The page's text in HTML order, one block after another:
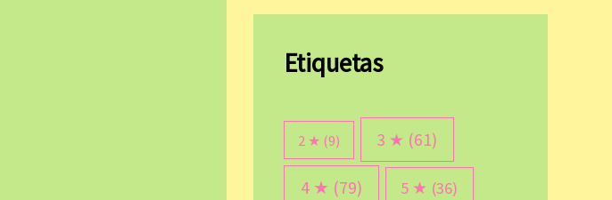
Etiquetas
2 ★ (9) 3 ★ (61)
4 ★ (79) 5 ★ (36)